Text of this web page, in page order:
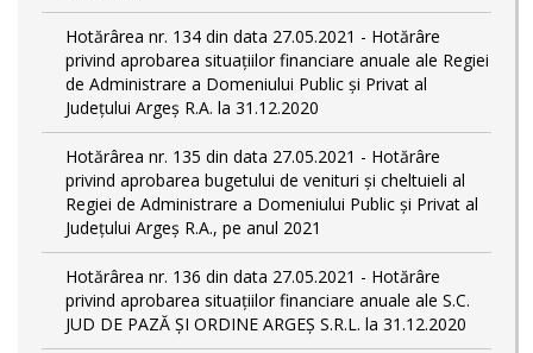
Hotărârea nr. 134 din data 27.05.2021 - Hotărâre
privind aprobarea situațiilor financiare anuale ale Regiei
de Administrare a Domeniului Public și Privat al
Județului Argeș R.A. la 31.12.2020
Hotărârea nr. 135 din data 27.05.2021 - Hotărâre
privind aprobarea bugetului de venituri și cheltuieli al
Regiei de Administrare a Domeniului Public și Privat al
Județului Argeș R.A., pe anul 2021
Hotărârea nr. 136 din data 27.05.2021 - Hotărâre
privind aprobarea situațiilor financiare anuale ale S.C.
JUD DE PAZĂ ȘI ORDINE ARGEȘ S.R.L. la 31.12.2020